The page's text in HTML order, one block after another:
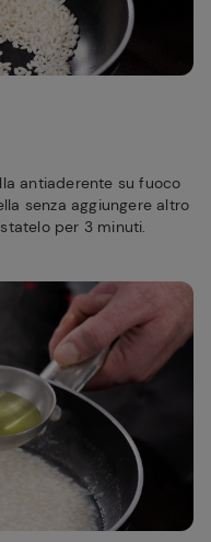
antiaderente su fuoco
senza aggiungere altro
per 3 minuti.